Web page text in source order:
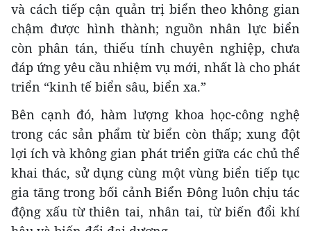
và cách tiếp cận quản trị biển theo không gian
chậm được hình thành; nguồn nhân lực biển
còn phân tán, thiếu tính chuyên nghiệp, chưa
đáp ứng yêu cầu nhiệm vụ mới, nhất là cho phát
triển “kinh tế biển sâu, biển xa.”
Bên cạnh đó, hàm lượng khoa học-công nghệ
trong các sản phẩm từ biển còn thấp; xung đột
lợi ích và không gian phát triển giữa các chủ thể
khai thác, sử dụng cùng một vùng biển tiếp tục
gia tăng trong bối cảnh Biển Đông luôn chịu tác
động xấu từ thiên tai, nhân tai, từ biến đổi khí